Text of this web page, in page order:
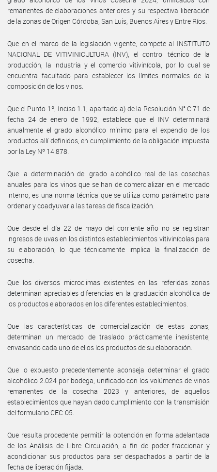
remanentes de elaboraciones anteriores y su respectiva liberación
de la zonas de Origen Córdoba, San Luis, Buenos Aires y Entre Ríos.
Que en el marco de la legislación vigente, compete al INSTITUTO
NACIONAL DE VITIVINICULTURA (INV), el control técnico de la
producción, la industria y el comercio vitivinícola, por lo cual se
encuentra facultado para establecer los límites normales de la
composición de los vinos.
Que el Punto 1º, Inciso 1.1, apartado a) de la Resolución N° C.71 de
fecha 24 de enero de 1992, establece que el INV determinará
anualmente el grado alcohólico mínimo para el expendio de los
productos allí definidos, en cumplimiento de la obligación impuesta
por la Ley Nº 14.878.
Que la determinación del grado alcohólico real de las cosechas
anuales para los vinos que se han de comercializar en el mercado
interno, es una norma técnica que se utiliza como parámetro para
ordenar y coadyuvar a las tareas de fiscalización.
Que desde el día 22 de mayo del corriente año no se registran
ingresos de uvas en los distintos establecimientos vitivinícolas para
su elaboración, lo que técnicamente implica la finalización de
cosecha.
Que los diversos microclimas existentes en las referidas zonas
determinan apreciables diferencias en la graduación alcohólica de
los productos elaborados en los diferentes establecimientos.
Que las características de comercialización de estas zonas,
determinan un mercado de traslado prácticamente inexistente,
envasando cada uno de ellos los productos de su elaboración.
Que lo expuesto precedentemente aconseja determinar el grado
alcohólico 2.024 por bodega, unificado con los volúmenes de vinos
remanentes de la cosecha 2023 y anteriores, de aquellos
establecimientos que hayan dado cumplimiento con la transmisión
del formulario CEC-05.
Que resulta procedente permitir la obtención en forma adelantada
de los Análisis de Libre Circulación, a fin de poder fraccionar y
acondicionar sus productos para ser despachados a partir de la
fecha de liberación fijada.